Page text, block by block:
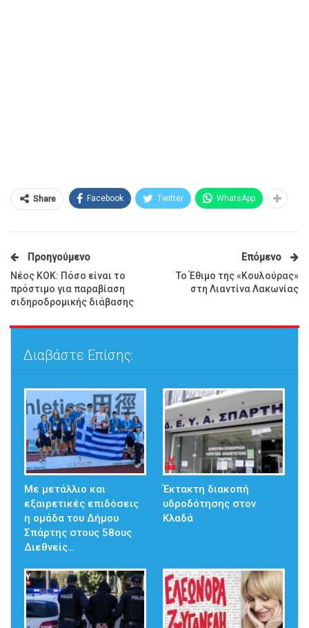
Share Facebook Twitter WhatsApp
Προηγούμενο
Νέος ΚΟΚ: Πόσο είναι το
πρόστιμο για παραβίαση
σιδηροδρομικής διάβασης
Επόμενο
Το Έθιμο της «Κουλούρας»
στη Λιαντίνα Λακωνίας
Διαβάστε Επίσης:
Με μετάλλιο και
εξαιρετικές επιδόσεις
η ομάδα του Δήμου
Σπάρτης στους 58ους
Διεθνείς…
Έκτακτη διακοπή
υδροδότησης στον
Κλαδά